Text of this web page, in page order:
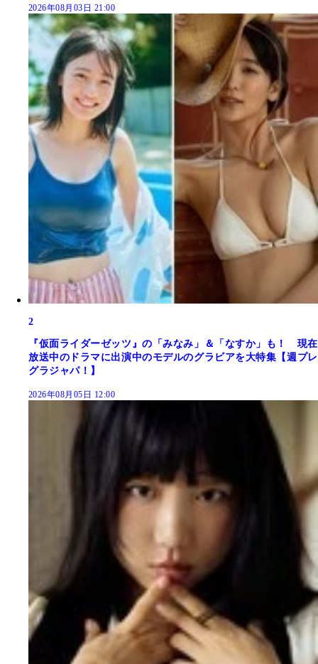
2026年08月03日 21:00
2
『仮面ライダーゼッツ』の「みなみ」＆「なすか」も！ 現在
放送中のドラマに出演中のモデルのグラビアを大特集【週プレ
グラジャパ！】
2026年08月05日 12:00